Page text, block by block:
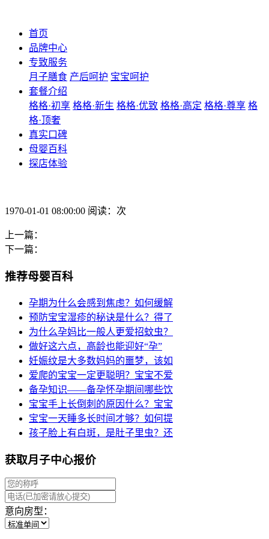
首页
品牌中心
专致服务
月子膳食 产后呵护 宝宝呵护
套餐介绍
格格·初享 格格·新生 格格·优致 格格·高定 格格·尊享 格
格·顶奢
真实口碑
母婴百科
探店体验
1970-01-01 08:00:00 阅读：次
上一篇：
下一篇：
推荐母婴百科
孕期为什么会感到焦虑？如何缓解
预防宝宝湿疹的秘诀是什么？得了
为什么孕妈比一般人更爱招蚊虫？
做好这六点，高龄也能迎好“孕”
妊娠纹是大多数妈妈的噩梦，该如
爱爬的宝宝一定更聪明？宝宝不爱
备孕知识——备孕怀孕期间哪些饮
宝宝手上长倒刺的原因什么？宝宝
宝宝一天睡多长时间才够？如何提
孩子脸上有白斑，是肚子里虫？还
获取月子中心报价
意向房型：